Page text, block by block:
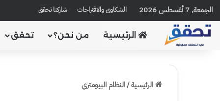
الجمعة, 7 أغسطس 2026 الشكاوى والاقتراحات شاركنا تحقق
الرئيسية من نحن؟ تحقق
الرئيسية/النظام البيومتري